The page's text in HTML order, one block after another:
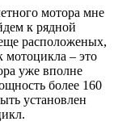
мотора мне
к рядной
расположеных,
мотоцикла – это
уже вполне
более 160
установлен